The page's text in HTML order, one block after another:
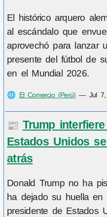
El histórico arquero
al escándalo que
aprovechó para lanzar
presente del fútbol de
en el Mundial 2026.
🌐 El Comercio (Perú) — Jul
📰 Trump
Estados Unidos
atrás
Donald Trump no ha
ha dejado su huella en
presidente de Estados